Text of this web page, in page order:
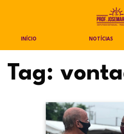
INÍCIO NOTÍCIAS
Tag: